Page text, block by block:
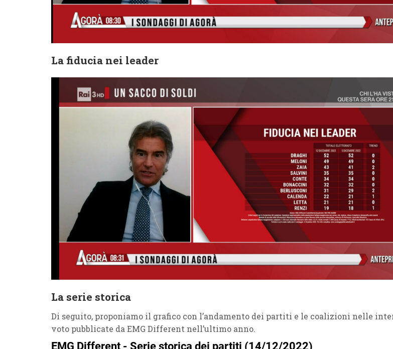
La fiducia nei leader
La serie storica
Di seguito, proponiamo il grafico con l’andamento dei partiti e le coalizioni nelle
voto pubblicate da EMG Different nell’ultimo anno.